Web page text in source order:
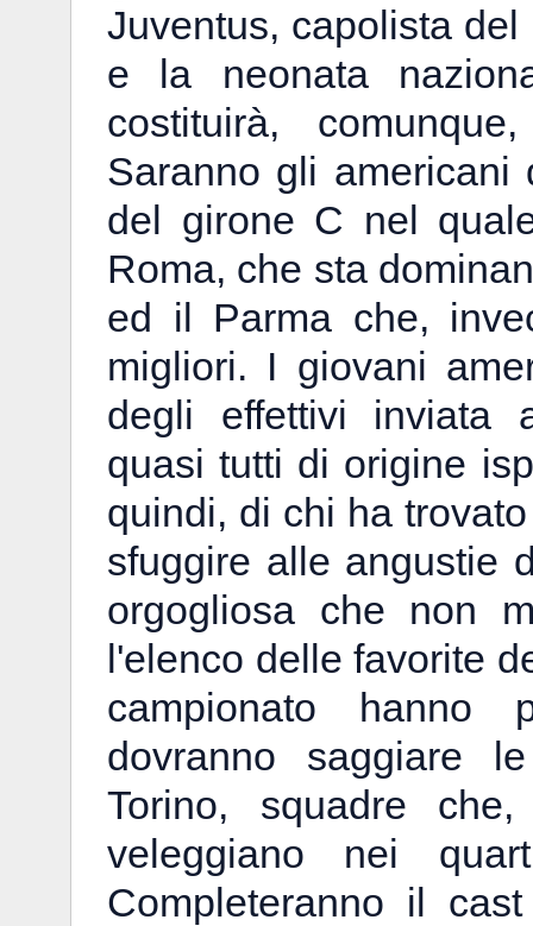
Juventus, capolista
e la neonata
costituirà,
Saranno gli americani
del girone C nel
Roma, che sta
ed il Parma che,
migliori. I giovani
degli effettivi inviata
quasi tutti di origine
quindi, di chi ha
sfuggire alle angustie
orgogliosa che non
l'elenco delle favorite
campionato hanno
dovranno saggiare
Torino, squadre
veleggiano nei
Completeranno il